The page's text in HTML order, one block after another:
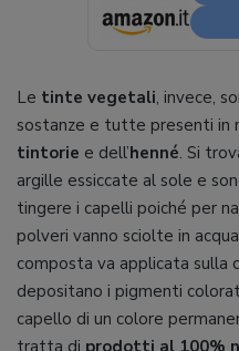
Le tinte vegetali, invece,
sostanze e tutte presenti in
tintorie e dell’henné. Si
argille essiccate al sole e
tingere i capelli poiché per
polveri vanno sciolte in
composta va applicata sulla
depositano i pigmenti
capello di un colore
tratta di prodotti al 100%